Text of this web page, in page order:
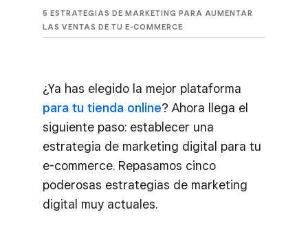
5 ESTRATEGIAS DE MARKETING PARA AUMENTAR
LAS VENTAS DE TU E-COMMERCE
¿Ya has elegido la mejor plataforma
para tu tienda online? Ahora llega el
siguiente paso: establecer una
estrategia de marketing digital para tu
e-commerce. Repasamos cinco
poderosas estrategias de marketing
digital muy actuales.